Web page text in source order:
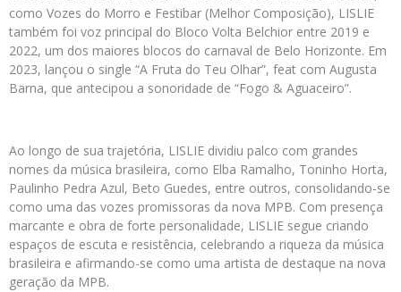
como Vozes do Morro e Festibar (Melhor Composição), LISLIE
também foi voz principal do Bloco Volta Belchior entre 2019 e
2022, um dos maiores blocos do carnaval de Belo Horizonte. Em
2023, lançou o single “A Fruta do Teu Olhar”, feat com Augusta
Barna, que antecipou a sonoridade de “Fogo & Aguaceiro”.
Ao longo de sua trajetória, LISLIE dividiu palco com grandes
nomes da música brasileira, como Elba Ramalho, Toninho Horta,
Paulinho Pedra Azul, Beto Guedes, entre outros, consolidando-se
como uma das vozes promissoras da nova MPB. Com presença
marcante e obra de forte personalidade, LISLIE segue criando
espaços de escuta e resistência, celebrando a riqueza da música
brasileira e afirmando-se como uma artista de destaque na nova
geração da MPB.